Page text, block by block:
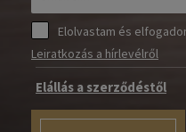
Elolvastam és
Leiratkozás a hírlevélről
Elállás a szerződéstől